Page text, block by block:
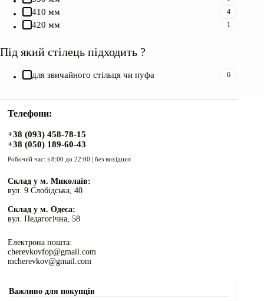
410 мм 4
420 мм 1
Під який стілець підходить ?
для звичайного стільця чи пуфа 6
Телефони:
+38 (093) 458-78-15
+38 (050) 189-60-43
Робочий час: з 8:00 до 22:00 | без вихідних
Склад у м. Миколаїв:
вул. 9 Слобідська, 40
Склад у м. Одеса:
вул. Педагогічна, 58
Електрона пошта:
cherevkovfop@gmail.com
mcherevkov@gmail.com
Важливо для покупців